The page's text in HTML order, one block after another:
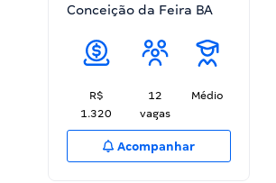
Conceição da Feira BA
R$
1.320
12
vagas
Médio
Acompanhar